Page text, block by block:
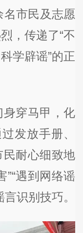
名市民及志愿
，传递了“不
学辟谣”的正
穿马甲，化
发放手册、
耐心细致地
”“遇到网络谣
识别技巧。